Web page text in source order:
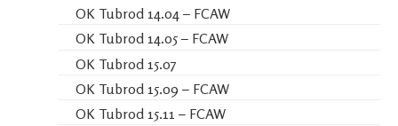
OK Tubrod 14.04 – FCAW
OK Tubrod 14.05 – FCAW
OK Tubrod 15.07
OK Tubrod 15.09 – FCAW
OK Tubrod 15.11 – FCAW